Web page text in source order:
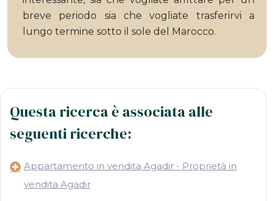
breve periodo sia che vogliate trasferirvi a
lungo termine sotto il sole del Marocco.
Questa ricerca è associata alle
seguenti ricerche:
Appartamento in vendita Agadir - Proprietà in
vendita Agadir